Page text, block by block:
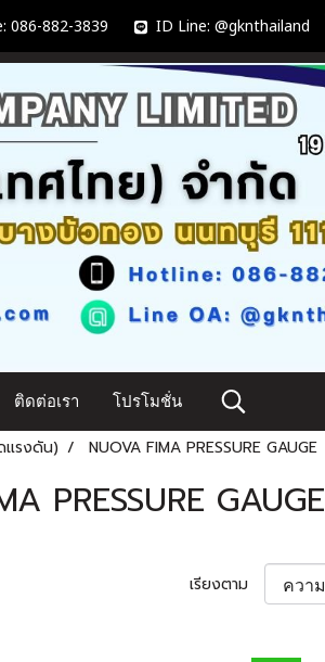
086-882-3839 ID Line: @gknthailand
ติดต่อเรา โปรโมชั่น
แรงดัน) NUOVA FIMA PRESSURE GAUGE
PRESSURE GAUGE
เรียงตาม